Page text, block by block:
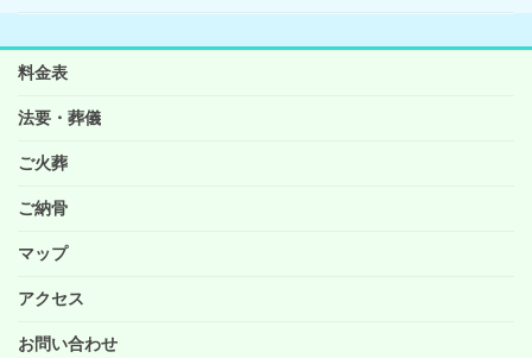
料金表
法要・葬儀
ご火葬
ご納骨
マップ
アクセス
お問い合わせ